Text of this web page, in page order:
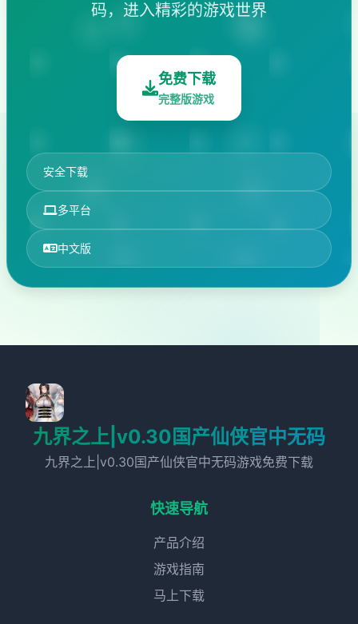
码，进入精彩的游戏世界
免费下载
完整版游戏
安全下载
多平台
中文版
九界之上|v0.30国产仙侠官中无码
九界之上|v0.30国产仙侠官中无码游戏免费下载
快速导航
产品介绍
游戏指南
马上下载